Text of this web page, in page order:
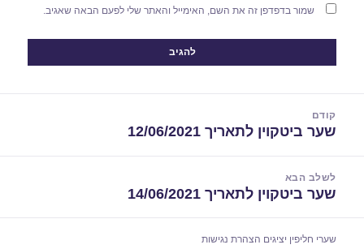
שמור בדפדפן זה את השם, האימייל והאתר שלי לפעם הבאה שאגיב.
קודם
הפוסט
שער ביטקוין לתאריך 12/06/2021
לשלב הבא
הפוסט
שער ביטקוין לתאריך 14/06/2021
שערי חליפין יציגים הצהרת נגישות